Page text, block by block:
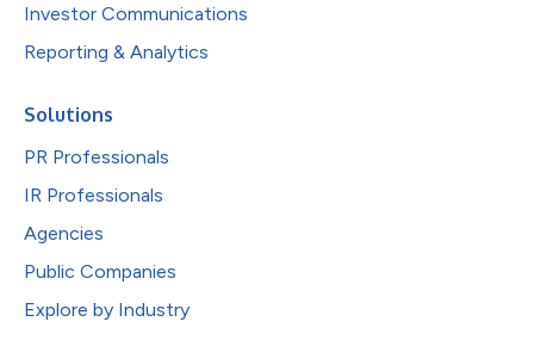
Investor Communications
Reporting & Analytics
Solutions
PR Professionals
IR Professionals
Agencies
Public Companies
Explore by Industry